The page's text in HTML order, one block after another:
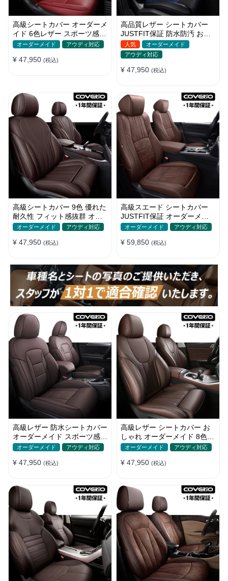
高級シートカバー オーダーメ
イド 6色レザー スポーツ感
耐摩耗性 軽/普自動車 SUV
オーダーメイド アウディ対応
¥ 47,950 (税込)
高品質レザー シートカバー
JUSTFIT保証 防水防汚 おし
ゃれ 全席セット オーダーメ
イド
人気
オーダーメイド
アウディ対応
¥ 47,950 (税込)
高級シートカバー 9色 優れた
耐久性 フィット感抜群 オー
ダーメイド 防水レザー おし
オーダーメイド アウディ対応
¥ 47,950 (税込)
高級スエード シートカバー
JUSTFIT保証 オーダーメイ
ド 6色 防汚防水 オシャレ 全
オーダーメイド アウディ対応
¥ 59,850 (税込)
高級レザー 防水シートカバー
オーダーメイド スポーツ感
通気性 耐久性 3色 全席セッ
オーダーメイド アウディ対応
¥ 47,950 (税込)
高級レザー シートカバー お
しゃれ オーダーメイド 8色
通気防水 耐摩耗性 全席セッ
オーダーメイド アウディ対応
¥ 47,950 (税込)